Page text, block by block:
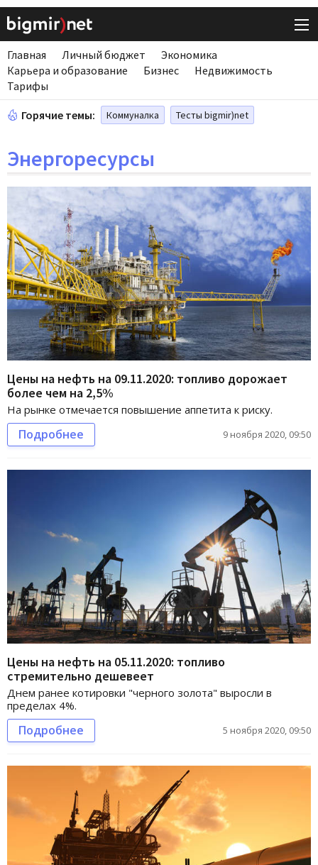
Главная Личный бюджет
Экономика
Карьера и образование
Бизнес
Недвижимость
Тарифы
Горячие темы: Коммуналка Тесты bigmir)net
Энергоресурсы
Цены на нефть на 09.11.2020: топливо дорожает
более чем на 2,5%
На рынке отмечается повышение аппетита к риску.
Подробнее 9 ноября 2020, 09:50
Цены на нефть на 05.11.2020: топливо
стремительно дешевеет
Днем ранее котировки "черного золота" выросли в
пределах 4%.
Подробнее 5 ноября 2020, 09:50